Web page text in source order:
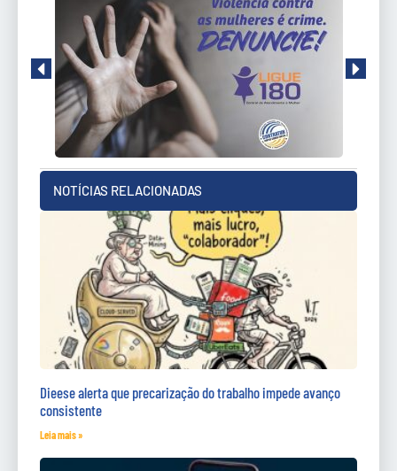
NOTÍCIAS RELACIONADAS
Dieese alerta que precarização do trabalho impede avanço
consistente
Leia mais »